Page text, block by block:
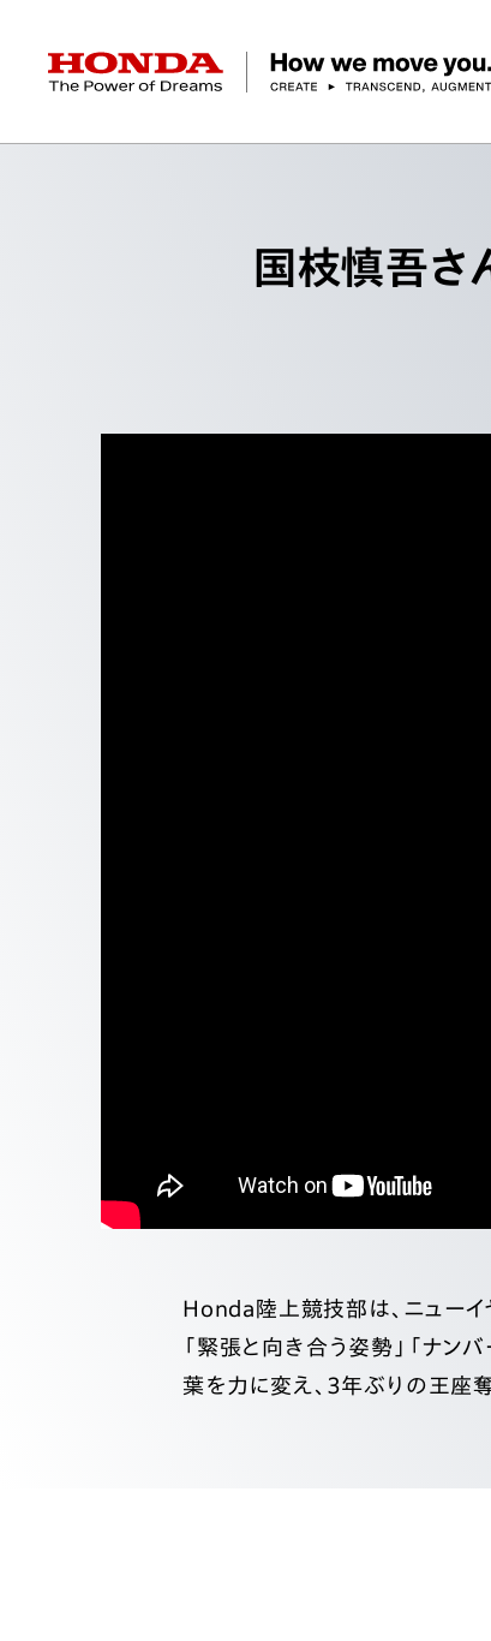
HONDA The Power of Dreams
経営方針 会社概要 ヒストリー
パワープロダクツ マリン その
デザイン オープンイノベ
Honda Report 環境 社会 ガ
財務・業績情報 株式・債券
国枝慎吾さ
Honda陸上競技部は、ニューイ
「緊張と向き合う姿勢」「ナン
葉を力に変え、3年ぶりの王座